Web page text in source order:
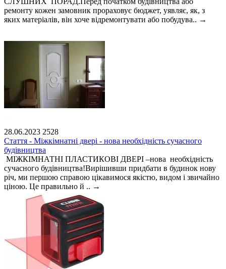
ремонту кожен замовник прораховує бюджет, уявляє, як, з
яких матеріалів, він хоче відремонтувати або побудува.. →
28.06.2023 2528
Стаття - Міжкімнатні двері - нова необхідність сучасного
будівництва
МІЖКІМНАТНІ ПЛАСТИКОВІ ДВЕРІ –нова необхідність
сучасного будівництва!Вирішивши придбати в будинок нову
річ, ми першою справою цікавимося якістю, видом і звичайно
ціною. Це правильно й .. →